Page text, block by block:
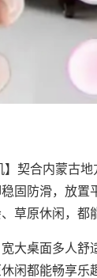
】契合内蒙古
固防滑，放
草原休闲，都
大桌面多人
闲都能畅享乐